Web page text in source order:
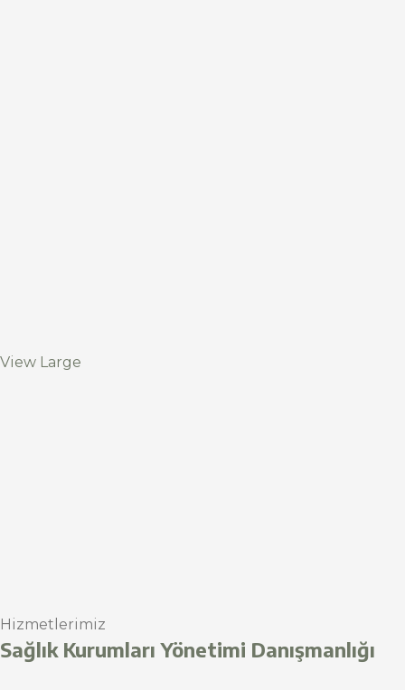
View Large
Hizmetlerimiz
Sağlık Kurumları Yönetimi Danışmanlığı